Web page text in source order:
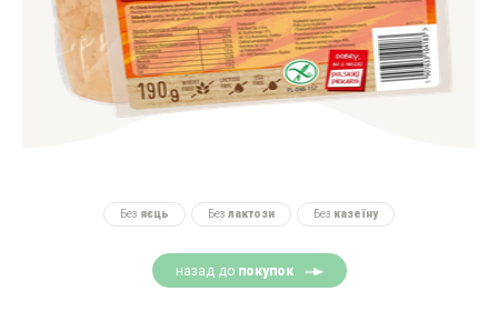
Без яєць Без лактози Без казеїну
назад до покупок